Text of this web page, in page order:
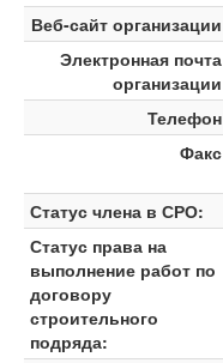
Веб-сайт организации
Электронная почта
организации
Телефон
Факс
Статус члена в СРО:
Статус права на
выполнение работ по
договору
строительного
подряда: